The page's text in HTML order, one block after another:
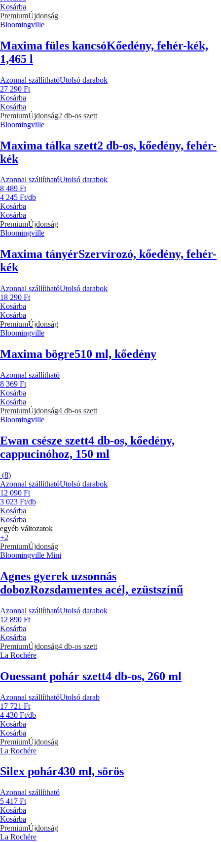
Kosárba
PremiumÚjdonság
Bloomingville
Maxima füles kancsóKőedény, fehér-kék,
1,465 l
Azonnal szállíthatóUtolsó darabok
27 290 Ft
Kosárba
Kosárba
PremiumÚjdonság2 db-os szett
Bloomingville
Maxima tálka szett2 db-os, kőedény, fehér-
kék
Azonnal szállíthatóUtolsó darabok
8 489 Ft
4 245 Ft/db
Kosárba
Kosárba
PremiumÚjdonság
Bloomingville
Maxima tányérSzervírozó, kőedény, fehér-
kék
Azonnal szállíthatóUtolsó darabok
18 290 Ft
Kosárba
Kosárba
PremiumÚjdonság
Bloomingville
Maxima bögre510 ml, kőedény
Azonnal szállítható
8 369 Ft
Kosárba
Kosárba
PremiumÚjdonság4 db-os szett
Bloomingville
Ewan csésze szett4 db-os, kőedény,
cappucinóhoz, 150 ml
(8)
Azonnal szállíthatóUtolsó darabok
12 090 Ft
3 023 Ft/db
Kosárba
Kosárba
egyéb változatok
+2
PremiumÚjdonság
Bloomingville Mini
Agnes gyerek uzsonnás
dobozRozsdamentes acél, ezüstszínű
Azonnal szállíthatóUtolsó darabok
12 890 Ft
Kosárba
Kosárba
PremiumÚjdonság4 db-os szett
La Rochére
Ouessant pohár szett4 db-os, 260 ml
Azonnal szállíthatóUtolsó darab
17 721 Ft
4 430 Ft/db
Kosárba
Kosárba
PremiumÚjdonság
La Rochére
Silex pohár430 ml, sörös
Azonnal szállítható
5 417 Ft
Kosárba
Kosárba
PremiumÚjdonság
La Rochére